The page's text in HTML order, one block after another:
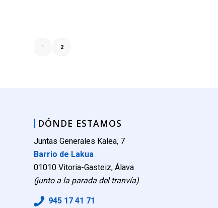
1 2
DÓNDE ESTAMOS
Juntas Generales Kalea, 7
Barrio de Lakua
01010 Vitoria-Gasteiz, Álava
(junto a la parada del tranvía)
945 17 41 71